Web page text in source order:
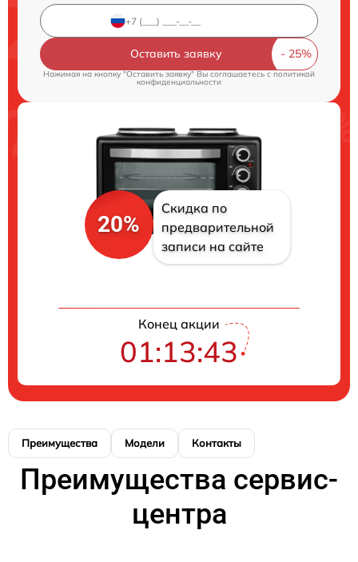
Оставить заявку
Нажимая на кнопку "Оставить заявку" Вы соглашаетесь cполитикой
конфиденциальности
20%
Скидка по
предварительной
записи на сайте
Конец акции
01:13:43
Преимущества Модели Контакты
Преимущества сервис-
центра